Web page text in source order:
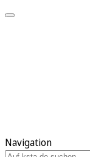
Navigation